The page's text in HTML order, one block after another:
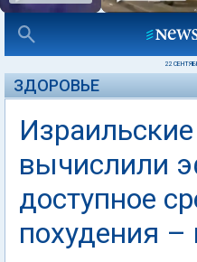
22
ЗДОРОВЬЕ
вычислили
доступное
похудения –